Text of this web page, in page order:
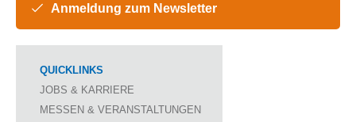
Anmeldung zum Newsletter
QUICKLINKS
JOBS & KARRIERE
MESSEN & VERANSTALTUNGEN